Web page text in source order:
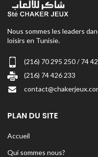
Nous sommes les leaders
loisirs en Tunisie.
(216) 70 295 250 / 74
(216) 74 426 233
PLAN DU SITE
Accueil
Qui sommes nous?